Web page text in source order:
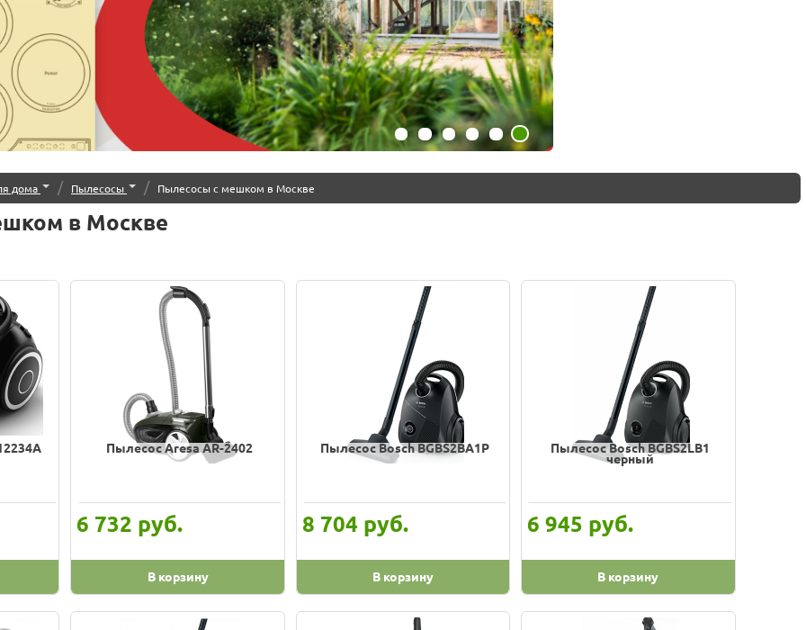
дома / Пылесосы / Пылесосы с мешком в Москве
в Москве
Пылесос Aresa AR-2402
6 732 руб.
В корзину
Пылесос Bosch BGBS2BA1P
8 704 руб.
В корзину
Пылесос Bosch BGBS2LB1
черный
6 945 руб.
В корзину